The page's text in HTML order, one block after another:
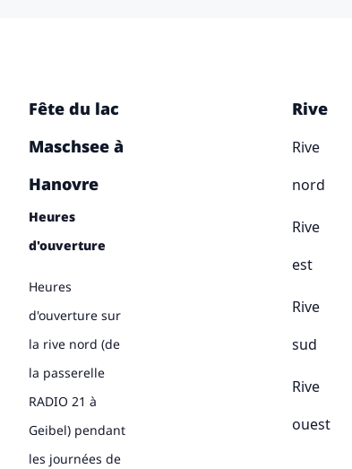
Fête du lac
Maschsee à
Hanovre
Heures
d'ouverture
Heures
d'ouverture sur
la rive nord (de
la passerelle
RADIO 21 à
Geibel) pendant
les journées de
Rive
Rive
nord
Rive
est
Rive
sud
Rive
ouest